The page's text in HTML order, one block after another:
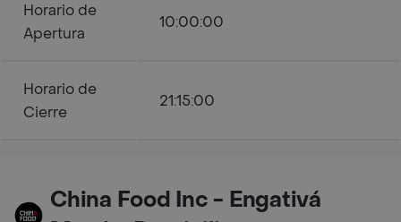
Horario de
Apertura
10:00:00
Horario de
Cierre
21:15:00
China Food Inc - Engativá